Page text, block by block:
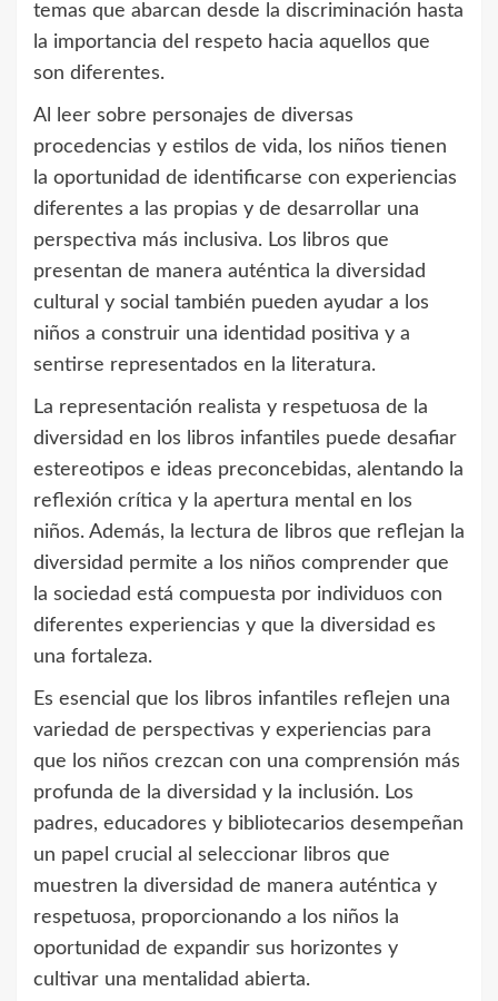
temas que abarcan desde la discriminación hasta
la importancia del respeto hacia aquellos que
son diferentes.
Al leer sobre personajes de diversas
procedencias y estilos de vida, los niños tienen
la oportunidad de identificarse con experiencias
diferentes a las propias y de desarrollar una
perspectiva más inclusiva. Los libros que
presentan de manera auténtica la diversidad
cultural y social también pueden ayudar a los
niños a construir una identidad positiva y a
sentirse representados en la literatura.
La representación realista y respetuosa de la
diversidad en los libros infantiles puede desafiar
estereotipos e ideas preconcebidas, alentando la
reflexión crítica y la apertura mental en los
niños. Además, la lectura de libros que reflejan la
diversidad permite a los niños comprender que
la sociedad está compuesta por individuos con
diferentes experiencias y que la diversidad es
una fortaleza.
Es esencial que los libros infantiles reflejen una
variedad de perspectivas y experiencias para
que los niños crezcan con una comprensión más
profunda de la diversidad y la inclusión. Los
padres, educadores y bibliotecarios desempeñan
un papel crucial al seleccionar libros que
muestren la diversidad de manera auténtica y
respetuosa, proporcionando a los niños la
oportunidad de expandir sus horizontes y
cultivar una mentalidad abierta.